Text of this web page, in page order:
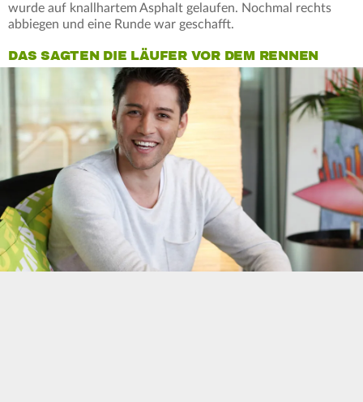
wurde auf knallhartem Asphalt gelaufen. Nochmal rechts
abbiegen und eine Runde war geschafft.
DAS SAGTEN DIE LÄUFER VOR DEM RENNEN